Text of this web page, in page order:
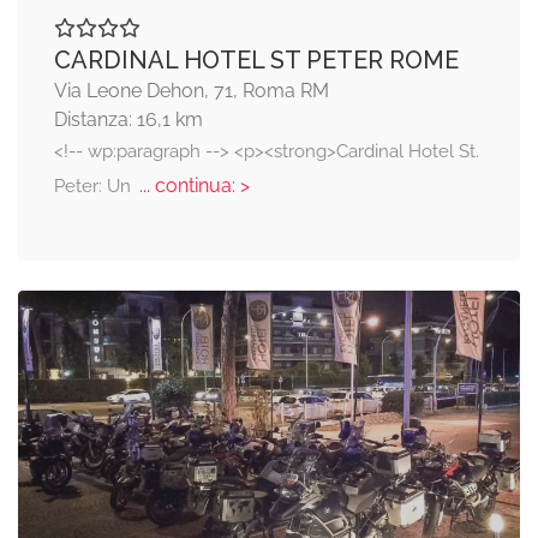
CARDINAL HOTEL ST PETER ROME
Via Leone Dehon, 71, Roma RM
Distanza: 16,1 km
<!-- wp:paragraph --> <p><strong>Cardinal Hotel St.
Peter: Un ... continua: >